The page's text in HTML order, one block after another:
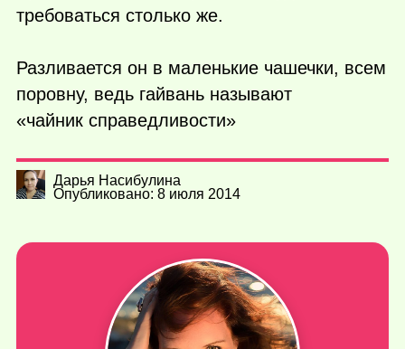
требоваться столько же.
Разливается он в маленькие чашечки, всем
поровну, ведь гайвань называют
«чайник справедливости»
Дарья Насибулина
Опубликовано: 8 июля 2014